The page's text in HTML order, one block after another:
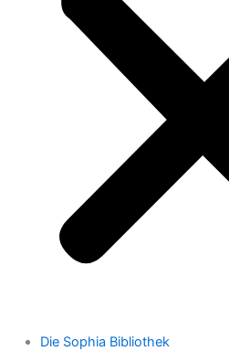
Die Sophia Bibliothek